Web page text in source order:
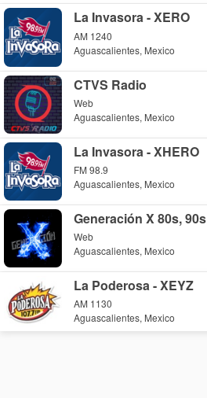
La Invasora - XERO
AM 1240
Aguascalientes, Mexico
CTVS Radio
Web
Aguascalientes, Mexico
La Invasora - XHERO
FM 98.9
Aguascalientes, Mexico
Generación X 80s, 90s
Web
Aguascalientes, Mexico
La Poderosa - XEYZ
AM 1130
Aguascalientes, Mexico